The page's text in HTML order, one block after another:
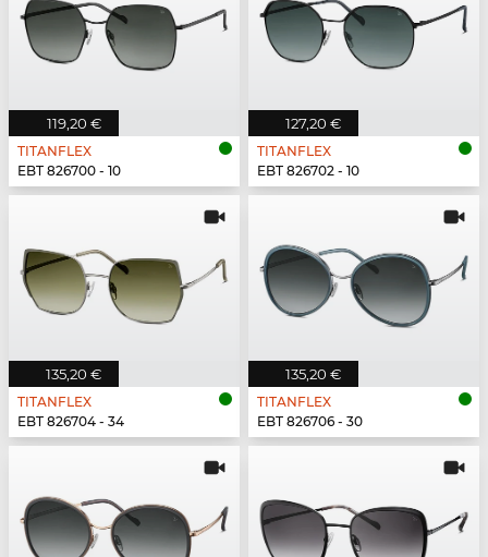
119,20 €
TITANFLEX
EBT 826700 - 10
127,20 €
TITANFLEX
EBT 826702 - 10
135,20 €
TITANFLEX
EBT 826704 - 34
135,20 €
TITANFLEX
EBT 826706 - 30